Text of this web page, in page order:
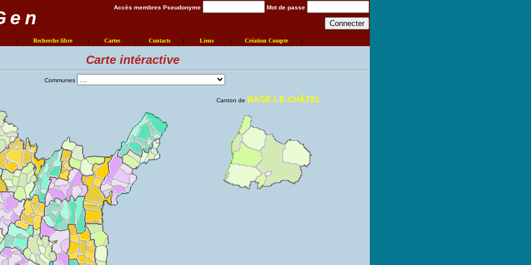
Accès membres Pseudonyme Mot de passe
| Recherche libre | Cartes | Contacts | Liens | Création Compte |
Carte intéractive
Communes
Canton de BÂGÉ-LE-CHÂTEL